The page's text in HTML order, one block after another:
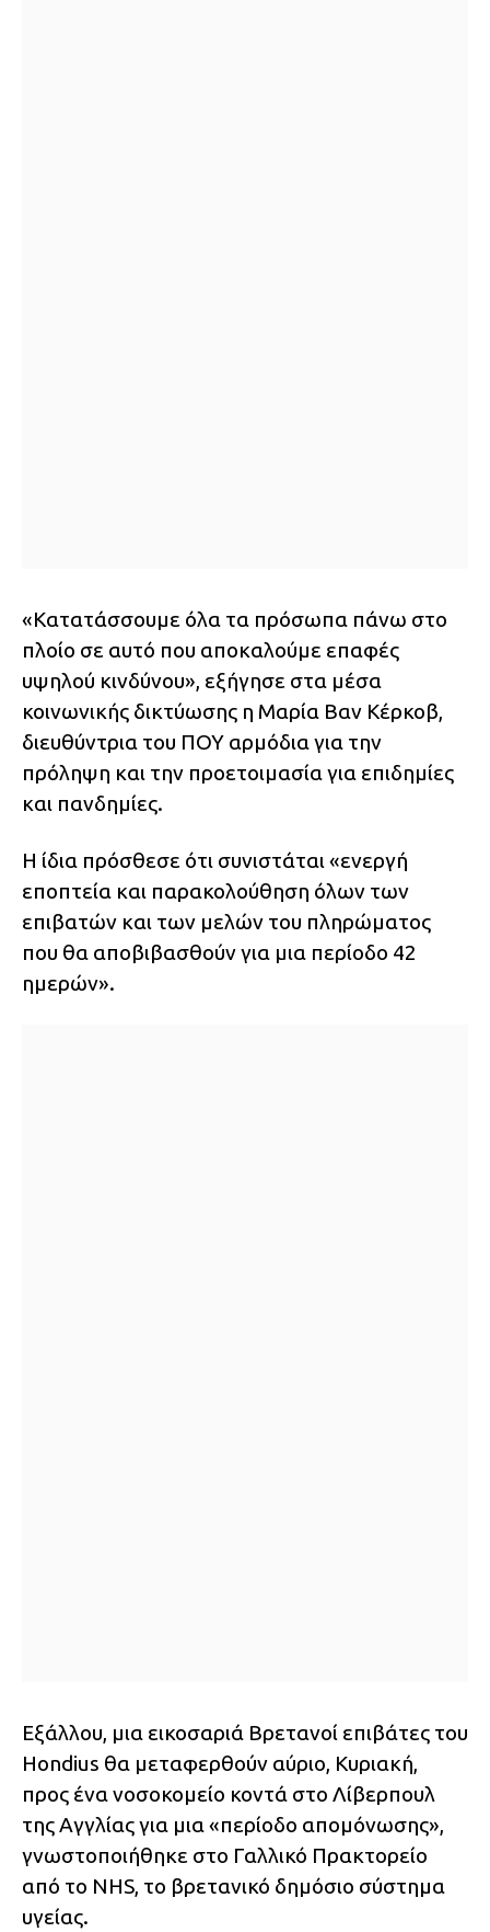
«Κατατάσσουμε όλα τα πρόσωπα πάνω στο
πλοίο σε αυτό που αποκαλούμε επαφές
υψηλού κινδύνου», εξήγησε στα μέσα
κοινωνικής δικτύωσης η Μαρία Βαν Κέρκοβ,
διευθύντρια του ΠΟΥ αρμόδια για την
πρόληψη και την προετοιμασία για επιδημίες
και πανδημίες.
Η ίδια πρόσθεσε ότι συνιστάται «ενεργή
εποπτεία και παρακολούθηση όλων των
επιβατών και των μελών του πληρώματος
που θα αποβιβασθούν για μια περίοδο 42
ημερών».
Εξάλλου, μια εικοσαριά Βρετανοί επιβάτες του
Hondius θα μεταφερθούν αύριο, Κυριακή,
προς ένα νοσοκομείο κοντά στο Λίβερπουλ
της Αγγλίας για μια «περίοδο απομόνωσης»,
γνωστοποιήθηκε στο Γαλλικό Πρακτορείο
από το NHS, το βρετανικό δημόσιο σύστημα
υγείας.